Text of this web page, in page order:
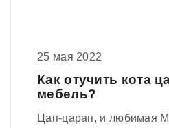
25 мая 2022
Как отучить кота
мебель?
Цап-царап, и любимая